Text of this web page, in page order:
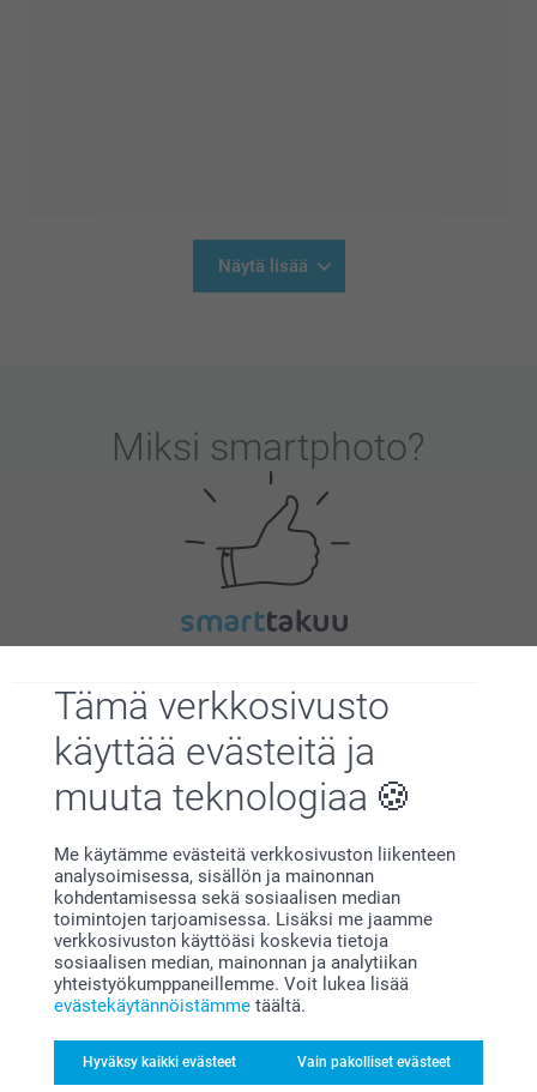
Tämä verkkosivusto
käyttää evästeitä ja
muuta teknologiaa
Me käytämme evästeitä verkkosivuston liikenteen
analysoimisessa, sisällön ja mainonnan
kohdentamisessa sekä sosiaalisen median
toimintojen tarjoamisessa. Lisäksi me jaamme
verkkosivuston käyttöäsi koskevia tietoja
sosiaalisen median, mainonnan ja analytiikan
yhteistyökumppaneillemme. Voit lukea lisää
evästekäytännöistämme täältä.
Hyväksy kaikki evästeet Vain pakolliset evästeet
Näytä lisää
Miksi smartphoto?
Bonusta kaikista tilauksista
Etsitkö inspiraatiota?